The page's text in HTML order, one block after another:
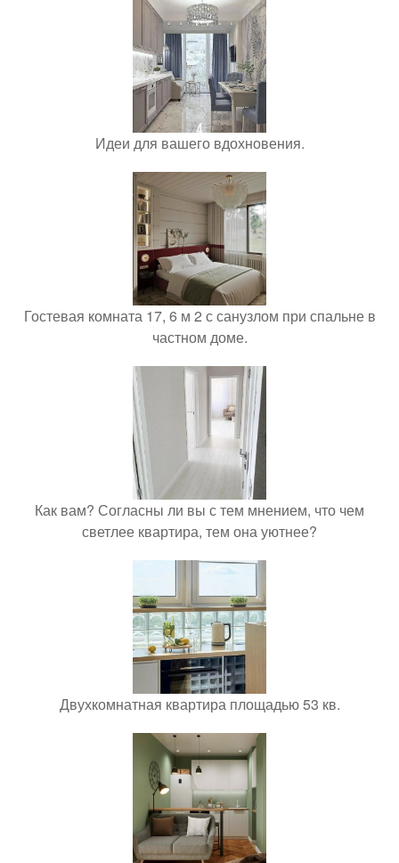
Идеи для вашего вдохновения.
Гостевая комната 17, 6 м 2 с санузлом при спальне в
частном доме.
Как вам? Согласны ли вы с тем мнением, что чем
светлее квартира, тем она уютнее?
Двухкомнатная квартира площадью 53 кв.